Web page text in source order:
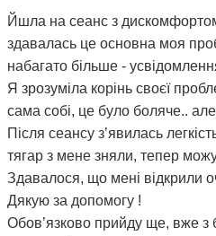
Йшла на сеанс з
здавалась це основна моя
набагато більше -
Я зрозуміла корінь своєї
сама собі, це було боляче..
Після сеансу з’явилась
тягар з мене зняли, тепер
Здавалося, що мені відкрили
Дякую за допомогу !
Обов’язково прийду ще, вже з